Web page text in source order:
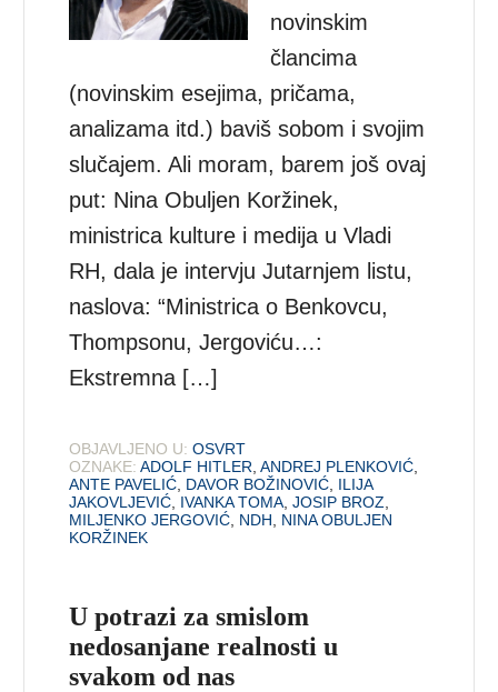
novinskim
člancima
(novinskim esejima, pričama,
analizama itd.) baviš sobom i svojim
slučajem. Ali moram, barem još ovaj
put: Nina Obuljen Koržinek,
ministrica kulture i medija u Vladi
RH, dala je intervju Jutarnjem listu,
naslova: “Ministrica o Benkovcu,
Thompsonu, Jergoviću…:
Ekstremna […]
OBJAVLJENO U: OSVRT
OZNAKE: ADOLF HITLER ,ANDREJ PLENKOVIĆ
ANTE PAVELIĆ DAVOR BOŽINOVIĆ ILIJA
JAKOVLJEVIĆ IVANKA TOMA ,JOSIP BROZ
MILJENKO JERGOVIĆ NDH
NINA OBULJEN
KORŽINEK
U potrazi za smislom
nedosanjane realnosti u
svakom od nas